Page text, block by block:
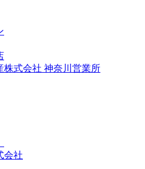
株式会社 神奈川営業所
会社